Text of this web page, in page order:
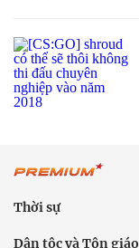
Thời sự
Dân tộc và Tôn giáo